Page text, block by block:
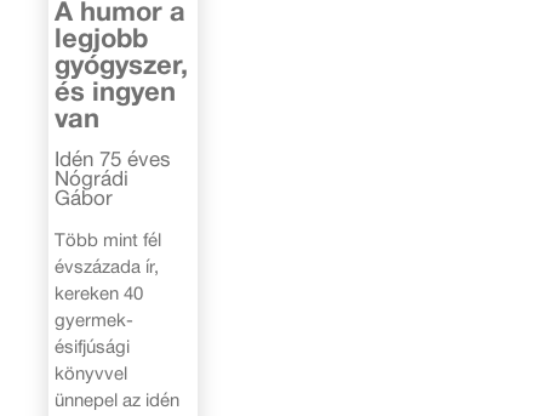
A humor a
legjobb
gyógyszer,
és ingyen
van
Idén 75 éves
Nógrádi
Gábor
Több mint fél
évszázada ír,
kereken 40
gyermek-
ésifjúsági
könyvvel
ünnepel az idén